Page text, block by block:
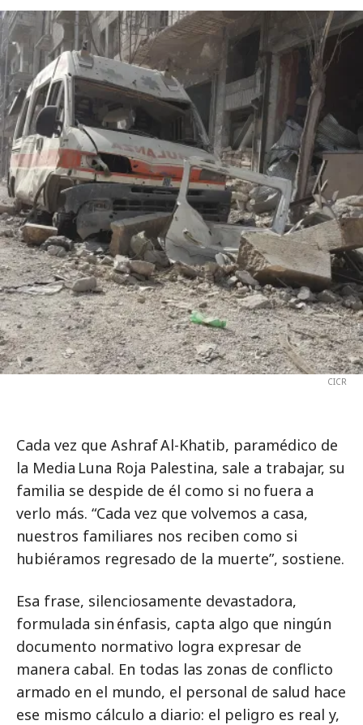
CICR
Cada vez que Ashraf Al-Khatib, paramédico de
la Media Luna Roja Palestina, sale a trabajar, su
familia se despide de él como si no fuera a
verlo más. “Cada vez que volvemos a casa,
nuestros familiares nos reciben como si
hubiéramos regresado de la muerte”, sostiene.
Esa frase, silenciosamente devastadora,
formulada sin énfasis, capta algo que ningún
documento normativo logra expresar de
manera cabal. En todas las zonas de conflicto
armado en el mundo, el personal de salud hace
ese mismo cálculo a diario: el peligro es real y,